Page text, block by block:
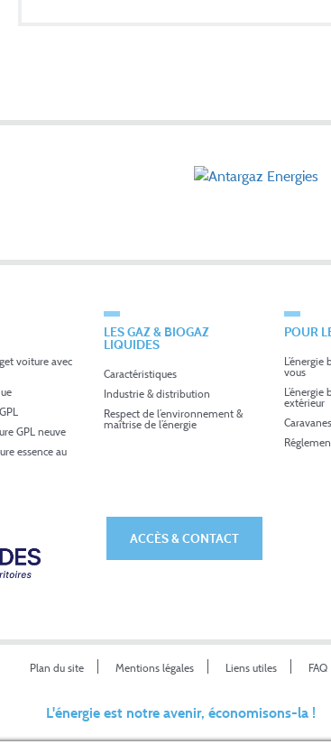
voiture avec
GPL neuve
essence au
LES GAZ & BIOGAZ
LIQUIDES
Caractéristiques
Industrie & distribution
Respect de l’environnement &
maîtrise de l’énergie
POUR
vous
extérieur
ACCÈS & CONTACT
Plan du site Mentions légales Liens utiles FAQ
L'énergie est notre avenir, économisons-la !